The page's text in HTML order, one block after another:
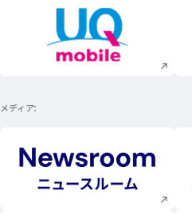
新規ウィンドウで開く
メディア
新規ウィンドウで開く